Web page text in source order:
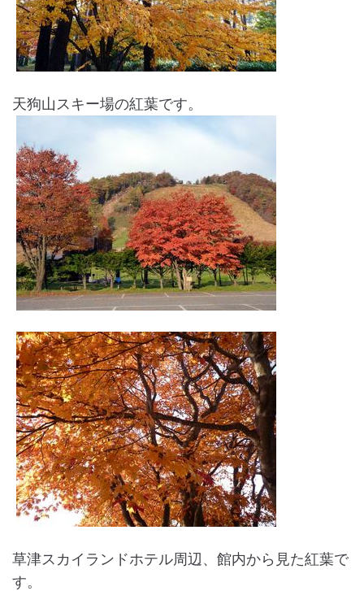
天狗山スキー場の紅葉です。
草津スカイランドホテル周辺、館内から見た紅葉で
す。